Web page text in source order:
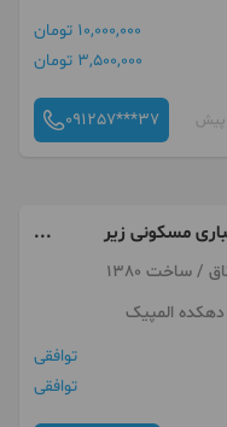
10,000,000 تومان
3,500,000 تومان
091257***37
مسکونی زیر
المپیک
توافقی
توافقی